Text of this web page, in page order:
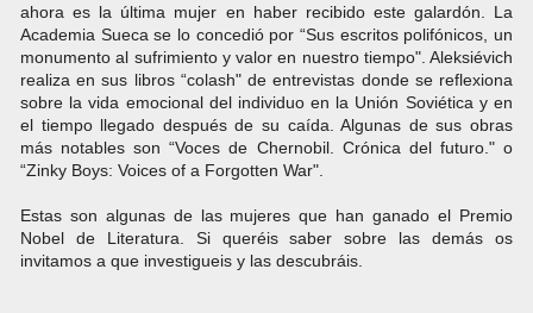
ahora es la última mujer en haber recibido este galardón. La
Academia Sueca se lo concedió por “Sus escritos polifónicos, un
monumento al sufrimiento y valor en nuestro tiempo". Aleksiévich
realiza en sus libros “colash" de entrevistas donde se reflexiona
sobre la vida emocional del individuo en la Unión Soviética y en
el tiempo llegado después de su caída. Algunas de sus obras
más notables son “Voces de Chernobil. Crónica del futuro." o
“Zinky Boys: Voices of a Forgotten War".
Estas son algunas de las mujeres que han ganado el Premio
Nobel de Literatura. Si queréis saber sobre las demás os
invitamos a que investigueis y las descubráis.